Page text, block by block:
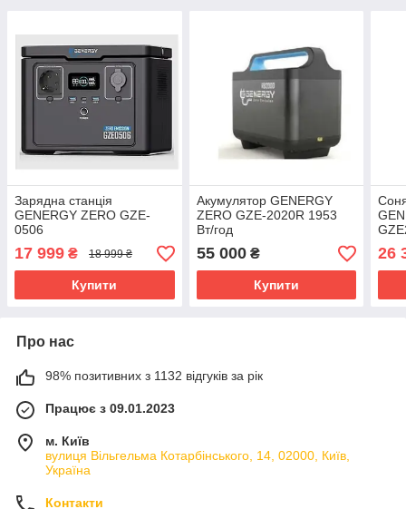
Зарядна станція
GENERGY ZERO GZE-
0506
17 999 ₴ 18 999 ₴
Купити
Акумулятор GENERGY
ZERO GZE-2020R 1953
Вт/год
55 000₴
Купити
26
Про нас
98% позитивних з 1132 відгуків за рік
Працює з 09.01.2023
м. Київ
вулиця Вільгельма Котарбінського, 14, 02000, Київ,
Україна
Контакти